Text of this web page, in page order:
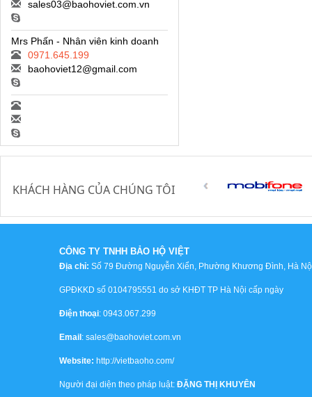
sales03@baohoviet.com.vn
Mrs Phấn - Nhân viên kinh doanh
0971.645.199
baohoviet12@gmail.com
KHÁCH HÀNG CỦA CHÚNG TÔI
CÔNG TY TNHH BẢO HỘ VIỆT
Địa chỉ: Số 79 Đường Nguyễn Xiển, Phường Khương Đình, Hà
GPĐKKD số 0104795551 do sở KHĐT TP Hà Nội cấp ngày
Điện thoại: 0943.067.299
Email : sales@baohoviet.com.vn
Website: http://vietbaoho.com/
Người đại diện theo pháp luật: ĐẶNG THỊ KHUYÊN